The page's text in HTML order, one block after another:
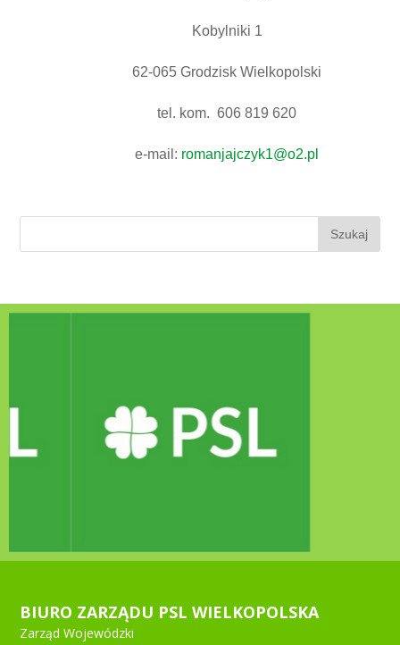
Kobylniki 1
62-065 Grodzisk Wielkopolski
tel. kom. 606 819 620
e-mail: romanjajczyk1@o2.pl
BIURO ZARZĄDU PSL WIELKOPOLSKA
Zarząd Wojewódzki